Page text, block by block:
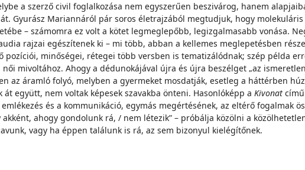
a szerző civil foglalkozása nem egyszerűen beszivárog, hanem
Gyurász Mariannáról pár soros életrajzából megtudjuk, hogy
– számomra ez volt a kötet legmeglepőbb, legizgalmasabb vonása.
rajzai egészítenek ki – mi több, abban a kellemes meglepetésben
pozíciói, minőségei, rétegei több versben is tematizálódnak; szép példa
mivoltához. Ahogy a dédunokájával újra és újra beszélget „az
az áramló folyó, melyben a gyermeket mosdatják, esetleg a háttérben
együtt, nem voltak képesek szavakba önteni. Hasonlóképp a Kivonat
és a kommunikáció, egymás megértésének, az eltérő fogalmak
ahogy gondolunk rá, / nem létezik” – próbálja közölni a
vagy ha éppen találunk is rá, az sem bizonyul kielégítőnek.